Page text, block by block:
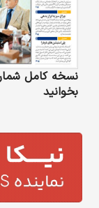
نسخه کامل
بخوانید